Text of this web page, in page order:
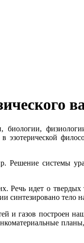
Решение системы
идет о твердых
синтезировано тело
и газов построен